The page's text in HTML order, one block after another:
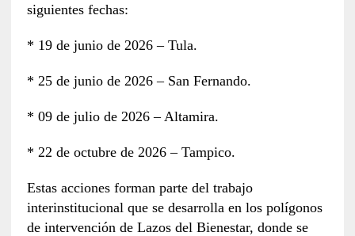
siguientes fechas:
* 19 de junio de 2026 – Tula.
* 25 de junio de 2026 – San Fernando.
* 09 de julio de 2026 – Altamira.
* 22 de octubre de 2026 – Tampico.
Estas acciones forman parte del trabajo
interinstitucional que se desarrolla en los polígonos
de intervención de Lazos del Bienestar, donde se